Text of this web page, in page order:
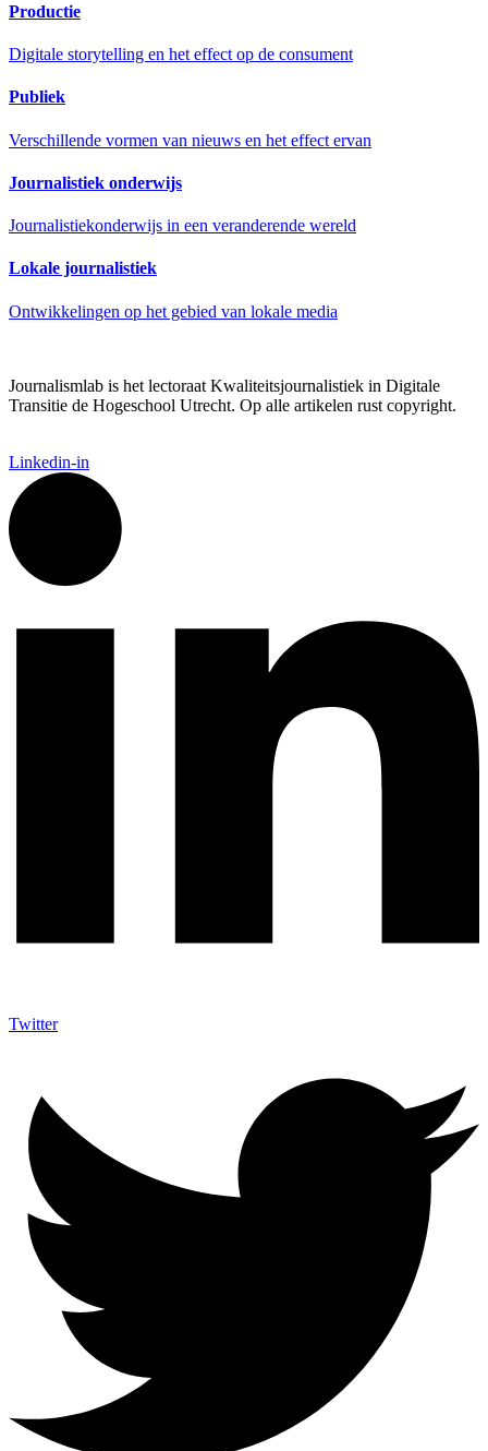
Productie
Digitale storytelling en het effect op de consument
Publiek
Verschillende vormen van nieuws en het effect ervan
Journalistiek onderwijs
Journalistiekonderwijs in een veranderende wereld
Lokale journalistiek
Ontwikkelingen op het gebied van lokale media
Journalismlab is het lectoraat Kwaliteitsjournalistiek in Digitale
Transitie de Hogeschool Utrecht. Op alle artikelen rust copyright.
Linkedin-in
Twitter